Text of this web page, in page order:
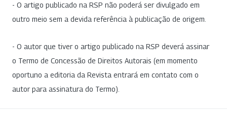
- O artigo publicado na RSP não poderá ser divulgado em
outro meio sem a devida referência à publicação de origem.
- O autor que tiver o artigo publicado na RSP deverá assinar
o Termo de Concessão de Direitos Autorais (em momento
oportuno a editoria da Revista entrará em contato com o
autor para assinatura do Termo).